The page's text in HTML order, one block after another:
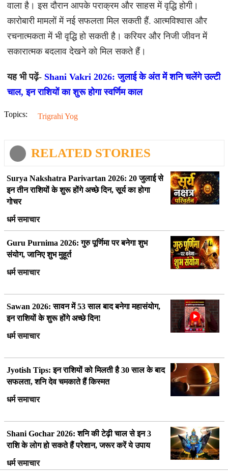
वाला है। इस दौरान आपके पराक्रम और साहस में वृद्धि होगी।
कारोबारी मामलों में नई सफलता मिल सकती हैं. आत्मविश्वास और
रचनात्मकता में भी वृद्धि हो सकती है। करियर और निजी जीवन में
सकारात्मक बदलाव देखने को मिल सकते हैं।
यह भी पढ़ें- Shani Vakri 2026: जुलाई के अंत में शनि चलेंगे उल्टी
चाल, इन राशियों का शुरू होगा स्वर्णिम काल
Topics: Trigrahi Yog
RELATED STORIES
Surya Nakshatra Parivartan 2026: 20 जुलाई से
इन तीन राशियों के शुरू होंगे अच्छे दिन, सूर्य का होगा
गोचर
धर्म समाचार
Guru Purnima 2026: गुरु पूर्णिमा पर बनेगा शुभ
संयोग, जानिए शुभ मुहूर्त
धर्म समाचार
Sawan 2026: सावन में 53 साल बाद बनेगा महासंयोग,
इन राशियों के शुरू होंगे अच्छे दिन!
धर्म समाचार
Jyotish Tips: इन राशियों को मिलती है 30 साल के बाद
सफलता, शनि देव चमकाते हैं किस्मत
धर्म समाचार
Shani Gochar 2026: शनि की टेढ़ी चाल से इन 3
राशि के लोग हो सकते हैं परेशान, जरूर करें ये उपाय
धर्म समाचार